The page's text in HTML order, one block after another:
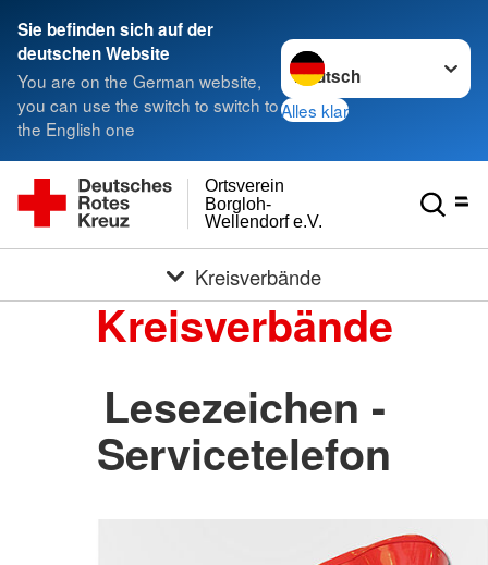
Sie befinden sich auf der
deutschen Website
You are on the German website,
you can use the switch to switch to
the English one
Sprache wechseln zu
Alles klar
Wellendorf e.V.
Borgloh-
Ortsverein
Kreisverbände
Kreisverbände
Lesezeichen -
Servicetelefon